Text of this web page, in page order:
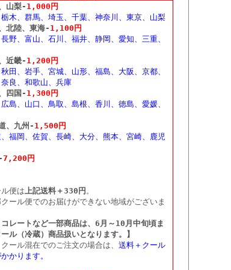
山梨- 1,000円
木、群馬、埼玉、千葉、神奈川、東京、山梨
北陸、東海-1,100円
野、富山、石川、福井、静岡、愛知、三重、
近畿- 1,200円
田、岩手、宮城、山形、福島、大阪、京都、
良、和歌山、兵庫
四国- 1,300円
島、山口、鳥取、島根、香川、徳島、愛媛、
、九州- 1,500円
福岡、佐賀、長崎、大分、熊本、宮崎、鹿児
7,200円
便は上記送料＋330円 。
クール便でのお届けができない地域がございま
コレートなど一部商品は、6月～10月中旬頃ま
ル（冷蔵）商品扱いとなります。】
ール混在でのご注文の場合は、 送料＋クール
かります。